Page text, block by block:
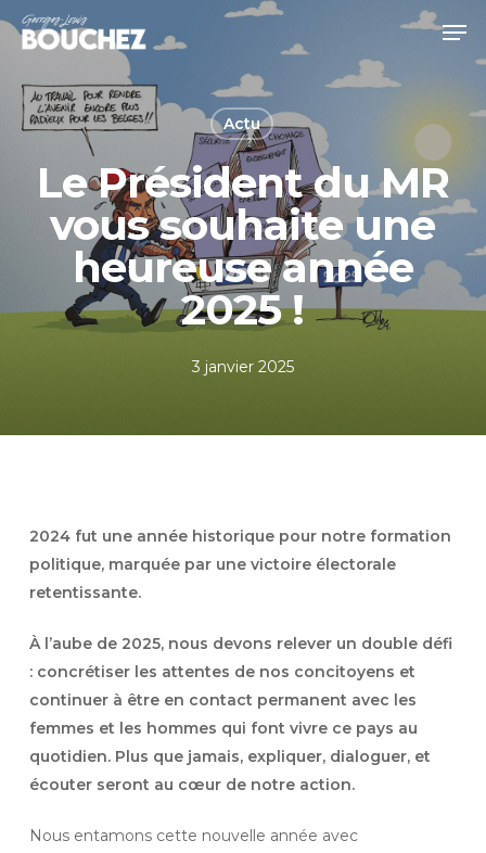
Skip
content
Actu
Le Président du MR
vous souhaite une
heureuse année
2025 !
3 janvier 2025
2024 fut une année historique pour notre formation
politique, marquée par une victoire électorale
retentissante.
À l’aube de 2025, nous devons relever un double défi
: concrétiser les attentes de nos concitoyens et
continuer à être en contact permanent avec les
femmes et les hommes qui font vivre ce pays au
quotidien. Plus que jamais, expliquer, dialoguer, et
écouter seront au cœur de notre action.
Nous entamons cette nouvelle année avec